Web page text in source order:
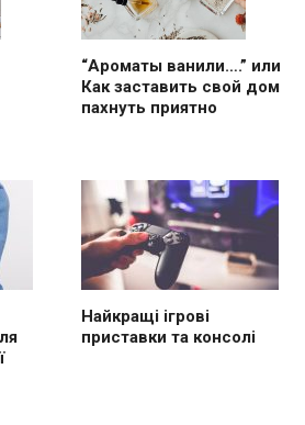
“Ароматы ванили….” или
Как заставить свой дом
пахнуть приятно
Найкращі ігрові
приставки та консолі